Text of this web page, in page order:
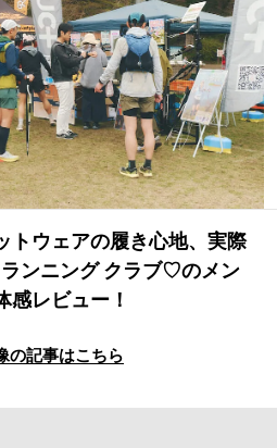
#古着サミット
イナーグッド図鑑
#MONTHLY JOURNAL
イナムのYouTube
IT #AH.H
#MUSIC #MOVIE
#OUTDOOR
HANDBOOK
トウェアの履き心地、実際
ンニング クラブ♡のメン
感レビュー！
の記事はこちら